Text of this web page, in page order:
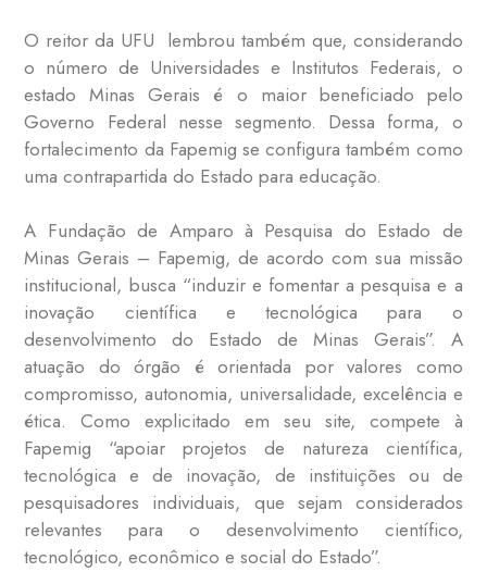
O reitor da UFU lembrou também que, considerando
o número de Universidades e Institutos Federais, o
estado Minas Gerais é o maior beneficiado pelo
Governo Federal nesse segmento. Dessa forma, o
fortalecimento da Fapemig se configura também como
uma contrapartida do Estado para educação.
A Fundação de Amparo à Pesquisa do Estado de
Minas Gerais – Fapemig, de acordo com sua missão
institucional, busca “induzir e fomentar a pesquisa e a
inovação científica e tecnológica para o
desenvolvimento do Estado de Minas Gerais”. A
atuação do órgão é orientada por valores como
compromisso, autonomia, universalidade, excelência e
ética. Como explicitado em seu site, compete à
Fapemig “apoiar projetos de natureza científica,
tecnológica e de inovação, de instituições ou de
pesquisadores individuais, que sejam considerados
relevantes para o desenvolvimento científico,
tecnológico, econômico e social do Estado”.